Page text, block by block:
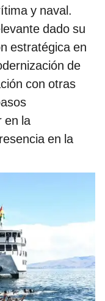
y naval.
dado su
estratégica en
de
con otras
en la
en la